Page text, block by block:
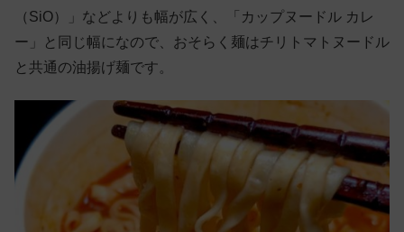
（SiO）」などよりも幅が広く、「カップヌードル カレ
ー」と同じ幅になので、おそらく麺はチリトマトヌードル
と共通の油揚げ麺です。